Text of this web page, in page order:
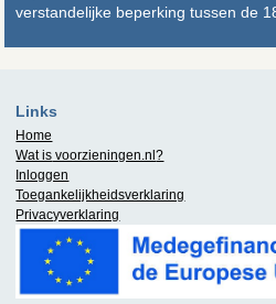
verstandelijke beperking tussen de
Links
Home
Wat is voorzieningen.nl?
Inloggen
Toegankelijkheidsverklaring
Privacyverklaring